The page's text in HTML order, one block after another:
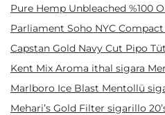
Pure Hemp Unbleached %100
Parliament Soho NYC
Capstan Gold Navy Cut Pipo
Kent Mix Aroma ithal sigara
Marlboro Ice Blast Mentollü
Mehari’s Gold Filter sigarillo